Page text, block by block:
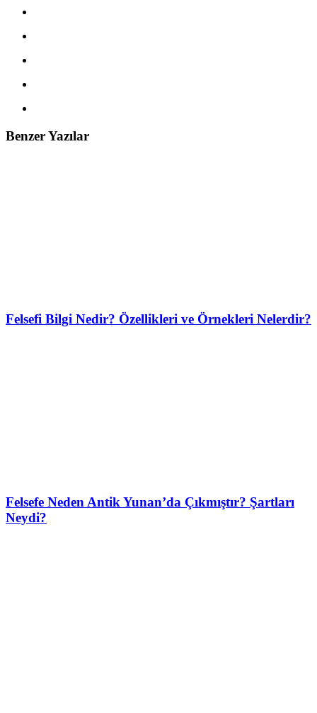
Benzer Yazılar
Felsefi Bilgi Nedir? Özellikleri ve Örnekleri Nelerdir?
Felsefe Neden Antik Yunan’da Çıkmıştır? Şartları
Neydi?